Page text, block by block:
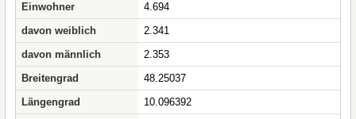
Einwohner
4.694
davon weiblich
2.341
davon männlich
2.353
Breitengrad
48.25037
Längengrad
10.096392